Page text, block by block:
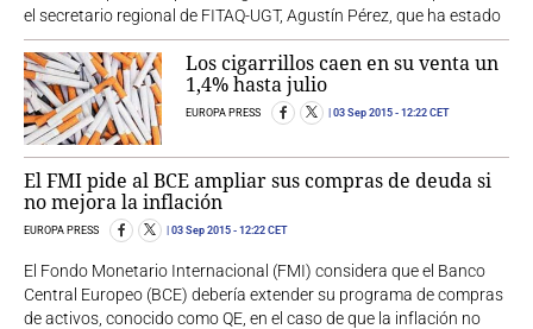
el secretario regional de FITAQ-UGT, Agustín Pérez, que ha estado
Los cigarrillos caen en su venta un
1,4% hasta julio
EUROPA PRESS 03 Sep 2015 - 12:22 CET
El FMI pide al BCE ampliar sus compras de deuda si
no mejora la inflación
EUROPA PRESS 03 Sep 2015 - 12:22 CET
El Fondo Monetario Internacional (FMI) considera que el Banco
Central Europeo (BCE) debería extender su programa de compras
de activos, conocido como QE, en el caso de que la inflación no